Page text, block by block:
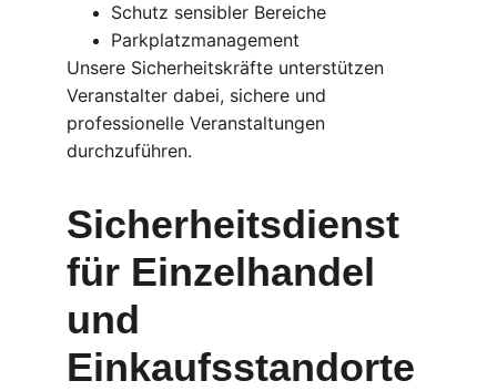
Schutz sensibler Bereiche
Parkplatzmanagement
Unsere Sicherheitskräfte unterstützen
Veranstalter dabei, sichere und
professionelle Veranstaltungen
durchzuführen.
Sicherheitsdienst
für Einzelhandel
und
Einkaufsstandorte